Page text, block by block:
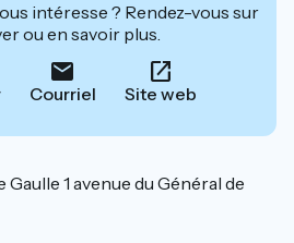
intéresse ? Rendez-vous sur
ou en savoir plus.
Courriel Site web
Gaulle 1 avenue du Général de